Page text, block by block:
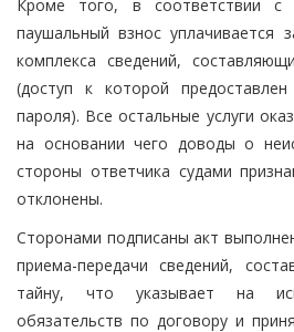
Кроме того, в соответствии с
паушальный взнос уплачивается
комплекса сведений,
(доступ к которой
пароля). Все остальные услуги
на основании чего доводы о
стороны ответчика судами
отклонены.
Сторонами подписаны акт
приема-передачи сведений,
тайну, что указывает на
обязательств по договору и